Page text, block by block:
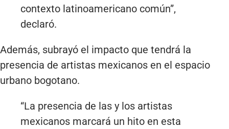
contexto latinoamericano común”,
declaró.
Además, subrayó el impacto que tendrá la
presencia de artistas mexicanos en el espacio
urbano bogotano.
“La presencia de las y los artistas
mexicanos marcará un hito en esta